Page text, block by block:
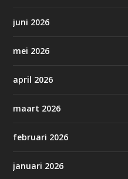
juni 2026
mei 2026
april 2026
maart 2026
februari 2026
januari 2026